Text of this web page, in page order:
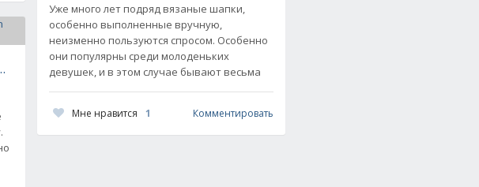
«Sun October», от Drops Design, вязаная спицами
Уже много лет подряд вязаные шапки,
особенно выполненные вручную,
неизменно пользуются спросом. Особенно
они популярны среди молоденьких
девушек, и в этом случае бывают весьма
Мне нравится 1 Комментировать